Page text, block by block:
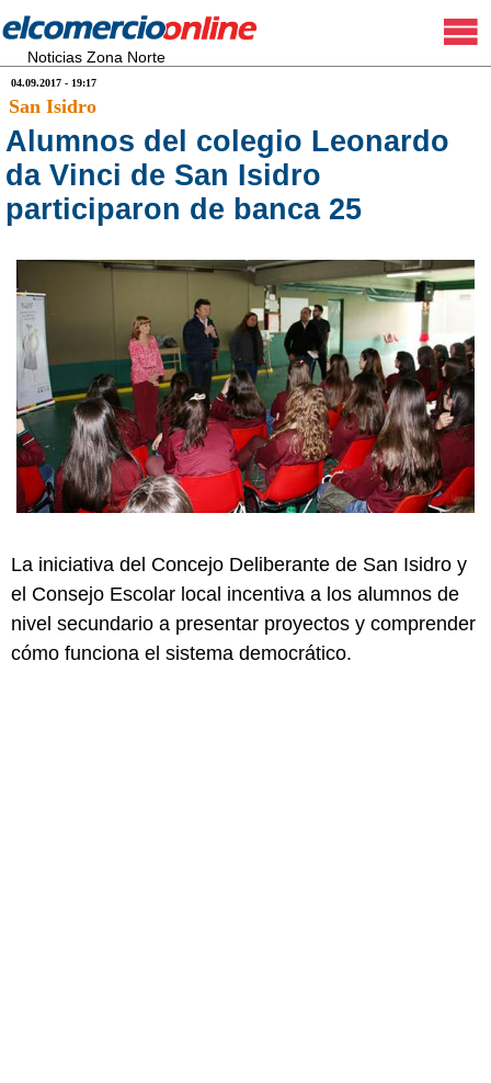
Noticias Zona Norte
04.09.2017 - 19:17
San Isidro
Alumnos del colegio Leonardo
da Vinci de San Isidro
participaron de banca 25
La iniciativa del Concejo Deliberante de San Isidro y
el Consejo Escolar local incentiva a los alumnos de
nivel secundario a presentar proyectos y comprender
cómo funciona el sistema democrático.